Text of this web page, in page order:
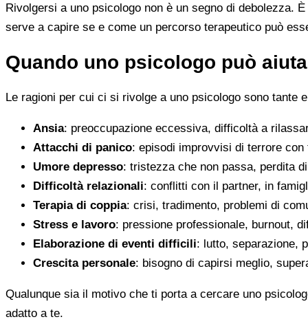
Rivolgersi a uno psicologo non è un segno di debolezza.
serve a capire se e come un percorso terapeutico può
Quando uno psicologo può
Le ragioni per cui ci si rivolge a uno psicologo sono tante
Ansia: preoccupazione eccessiva, difficoltà a
Attacchi di panico: episodi improvvisi di terrore
Umore depresso: tristezza che non passa, perdita
Difficoltà relazionali: conflitti con il partner, in
Terapia di coppia: crisi, tradimento, problemi di
Stress e lavoro: pressione professionale, burnout,
Elaborazione di eventi difficili: lutto, separazione,
Crescita personale: bisogno di capirsi meglio,
Qualunque sia il motivo che ti porta a cercare uno
adatto a te.